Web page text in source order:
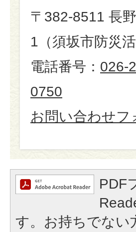
〒382-8511 長
1（須坂市防災
電話番号： 026-
0750
お問い合わせフ
PDF
す。お持ちでない